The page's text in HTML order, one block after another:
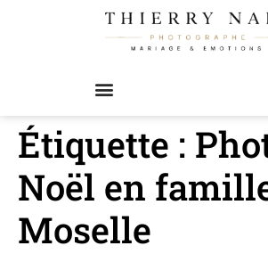
Étiquette :
Noël en
Moselle